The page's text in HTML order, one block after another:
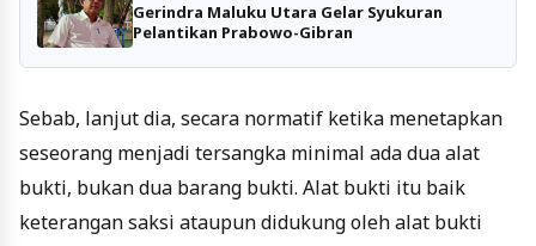
Gerindra Maluku Utara Gelar Syukuran
Pelantikan Prabowo-Gibran
Sebab, lanjut dia, secara normatif ketika menetapkan
seseorang menjadi tersangka minimal ada dua alat
bukti, bukan dua barang bukti. Alat bukti itu baik
keterangan saksi ataupun didukung oleh alat bukti